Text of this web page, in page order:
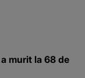
murit la 68 de